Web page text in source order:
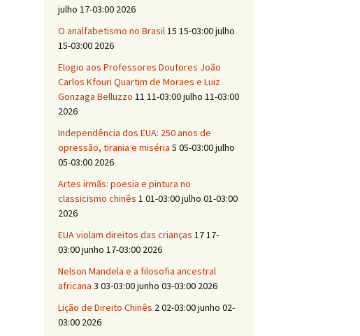
julho 17-03:00 2026
O analfabetismo no Brasil15 15-03:00 julho
15-03:00 2026
Elogio aos Professores Doutores João
Carlos Kfouri Quartim de Moraes e Luiz
Gonzaga Belluzzo 11 11-03:00 julho 11-03:00
2026
Independência dos EUA: 250 anos de
opressão, tirania e miséria 5 05-03:00 julho
05-03:00 2026
Artes irmãs: poesia e pintura no
classicismo chinês 1 01-03:00 julho 01-03:00
2026
EUA violam direitos das crianças 17 17-
03:00 junho 17-03:00 2026
Nelson Mandela e a filosofia ancestral
africana 3 03-03:00 junho 03-03:00 2026
Lição de Direito Chinês 2 02-03:00 junho 02-
03:00 2026